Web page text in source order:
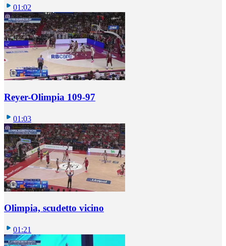
01:02
Reyer-Olimpia 109-97
01:03
Olimpia, scudetto vicino
01:21